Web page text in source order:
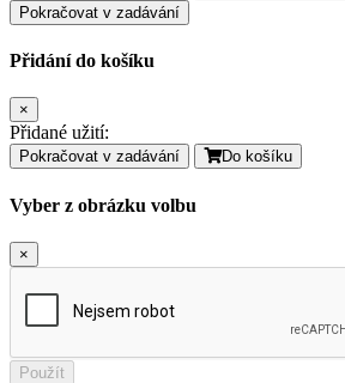
Pokračovat v zadávání
Přidání do košíku
×
Přidané užití:
Pokračovat v zadávání Do košíku
Vyber z obrázku volbu
×
Použít